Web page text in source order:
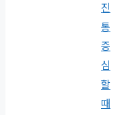
진
통
증
심
할
때